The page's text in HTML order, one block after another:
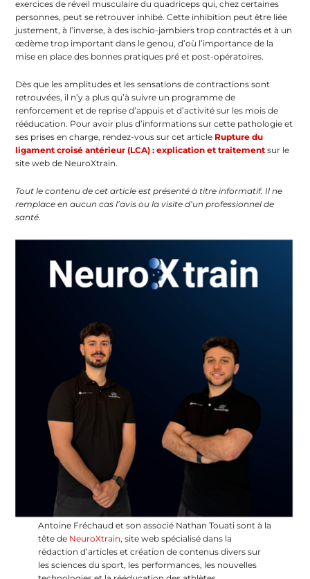
exercices de réveil musculaire du quadriceps qui, chez certaines
personnes, peut se retrouver inhibé. Cette inhibition peut être liée
justement, à l’inverse, à des ischio-jambiers trop contractés et à un
œdème trop important dans le genou, d’où l’importance de la
mise en place des bonnes pratiques pré et post-opératoires.
Dès que les amplitudes et les sensations de contractions sont
retrouvées, il n’y a plus qu’à suivre un programme de
renforcement et de reprise d’appuis et d’activité sur les mois de
rééducation. Pour avoir plus d’informations sur cette pathologie et
ses prises en charge, rendez-vous sur cet article Rupture du
ligament croisé antérieur (LCA) : explication et traitement sur le
site web de NeuroXtrain.
Tout le contenu de cet article est présenté à titre informatif. Il ne
remplace en aucun cas l’avis ou la visite d’un professionnel de
santé.
Antoine Fréchaud et son associé Nathan Touati sont à la
tête de NeuroXtrain, site web spécialisé dans la
rédaction d’articles et création de contenus divers sur
les sciences du sport, les performances, les nouvelles